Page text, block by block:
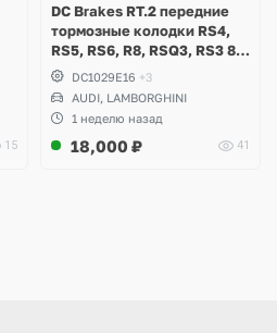
15
DC Brakes RT.2 передние
тормозные колодки RS4,
RS5, RS6, R8, RSQ3, RS3 8V
(комплект 8 шт)
DC1029E16 +3
AUDI, LAMBORGHINI
1 неделю назад
18,000 ₽ 41